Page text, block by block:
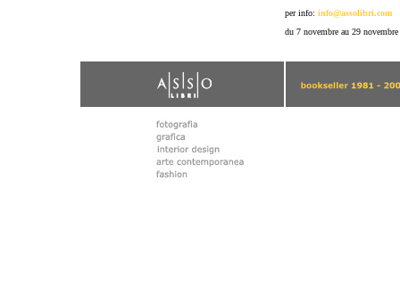
per info: info@assolibri.com
du 7 novembre au 29